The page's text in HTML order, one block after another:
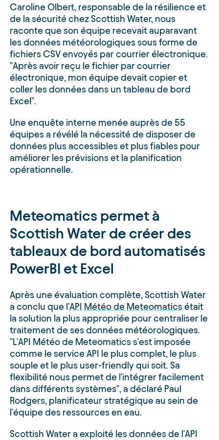
Caroline Olbert, responsable de la résilience et
de la sécurité chez Scottish Water, nous
raconte que son équipe recevait auparavant
les données météorologiques sous forme de
fichiers CSV envoyés par courrier électronique.
"Après avoir reçu le fichier par courrier
électronique, mon équipe devait copier et
coller les données dans un tableau de bord
Excel".
Une enquête interne menée auprès de 55
équipes a révélé la nécessité de disposer de
données plus accessibles et plus fiables pour
améliorer les prévisions et la planification
opérationnelle.
Meteomatics permet à
Scottish Water de créer des
tableaux de bord automatisés
PowerBI et Excel
Après une évaluation complète, Scottish Water
a conclu que l'API Météo de Meteomatics était
la solution la plus appropriée pour centraliser le
traitement de ses données météorologiques.
"L'API Météo de Meteomatics s'est imposée
comme le service API le plus complet, le plus
souple et le plus user-friendly qui soit. Sa
flexibilité nous permet de l'intégrer facilement
dans différents systèmes", a déclaré Paul
Rodgers, planificateur stratégique au sein de
l'équipe des ressources en eau.
Scottish Water a exploité les données de l'API